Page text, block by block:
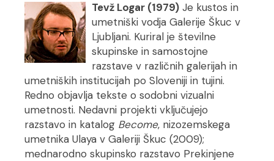
Tevž Logar (1979) Je kustos in
umetniški vodja Galerije Škuc v
Ljubljani. Kuriral je številne
skupinske in samostojne
razstave v različnih galerijah in
umetniških institucijah po Sloveniji in tujini.
Redno objavlja tekste o sodobni vizualni
umetnosti. Nedavni projekti vključujejo
razstavo in katalog Become, nizozemskega
umetnika Ulaya v Galeriji Škuc (2009);
mednarodno skupinsko razstavo Prekinjene